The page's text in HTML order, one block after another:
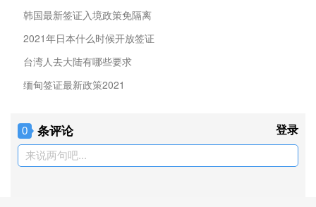
韩国最新签证入境政策免隔离
2021年日本什么时候开放签证
台湾人去大陆有哪些要求
缅甸签证最新政策2021
0 条评论 登录
来说两句吧...